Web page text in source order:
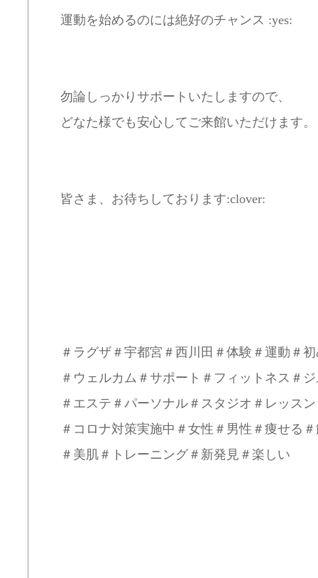
運動を始めるのには絶好のチャンス :yes:
勿論しっかりサポートいたしますので、
どなた様でも安心してご来館いただけます。
皆さま、お待ちしております:clover:
＃ラグザ＃宇都宮＃西川田＃体験＃運動＃
＃ウェルカム＃サポート＃フィットネス＃
＃エステ＃パーソナル＃スタジオ＃レッス
＃コロナ対策実施中＃女性＃男性＃痩せる
＃美肌＃トレーニング＃新発見＃楽しい